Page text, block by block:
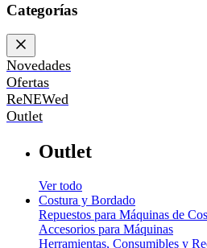
Categorías
Novedades
Ofertas
ReNEWed
Outlet
Outlet
Ver todo
Costura y Bordado
Repuestos para Máquinas de
Accesorios para Máquinas
Herramientas, Consumibles y